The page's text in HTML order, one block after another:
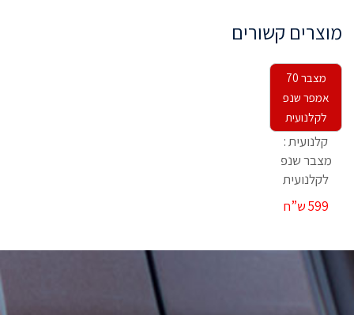
מוצרים קשורים
מצבר 70
אמפר שנפ
לקלנועית
קלנועית :
מצבר שנפ
לקלנועית
599 ש”ח